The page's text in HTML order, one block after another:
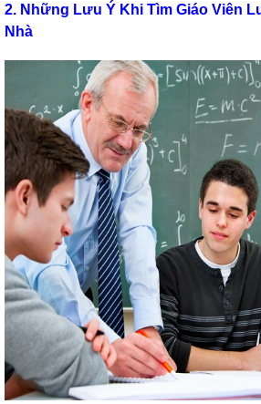
2. Những Lưu Ý Khi Tìm Giáo Viên
Nhà